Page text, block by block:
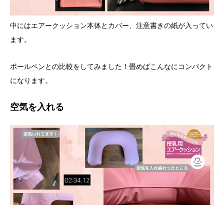
中にはエアークッション本体とカバー、注意書きの紙が入ってい
ます。
ボールペンとの比較をしてみました！畳めばこんなにコンパクト
になります。
空気を入れる